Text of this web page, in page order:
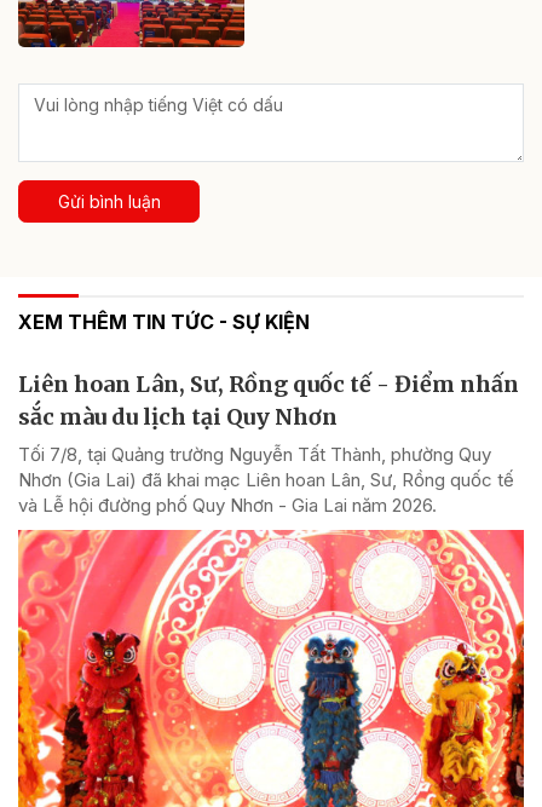
Gửi bình luận
XEM THÊM TIN TỨC - SỰ KIỆN
Liên hoan Lân, Sư, Rồng quốc tế - Điểm nhấn
sắc màu du lịch tại Quy Nhơn
Tối 7/8, tại Quảng trường Nguyễn Tất Thành, phường Quy
Nhơn (Gia Lai) đã khai mạc Liên hoan Lân, Sư, Rồng quốc tế
và Lễ hội đường phố Quy Nhơn - Gia Lai năm 2026.